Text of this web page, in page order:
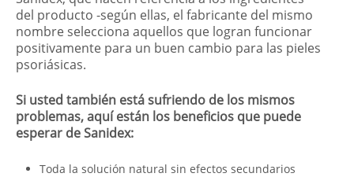
del producto -según ellas, el fabricante del mismo
nombre selecciona aquellos que logran funcionar
positivamente para un buen cambio para las pieles
psoriásicas.
Si usted también está sufriendo de los mismos
problemas, aquí están los beneficios que puede
esperar de Sanidex:
Toda la solución natural sin efectos secundarios